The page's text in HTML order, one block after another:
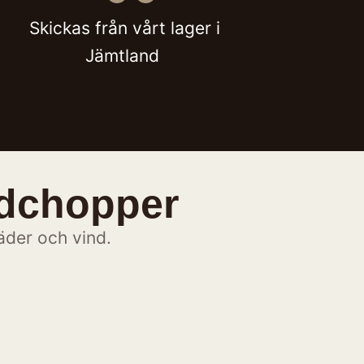
Skickas från vårt lager i
Jämtland
och vind.